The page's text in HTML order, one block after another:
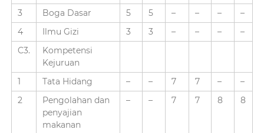
3 Boga Dasar 5 5 – – –
–
4
Ilmu Gizi 3 3 – – –
–
C3.
Kompetensi
Kejuruan
1
Tata Hidang – – 7 7 –
–
2
Pengolahan dan
penyajian
makanan
– – 7 7 8 8